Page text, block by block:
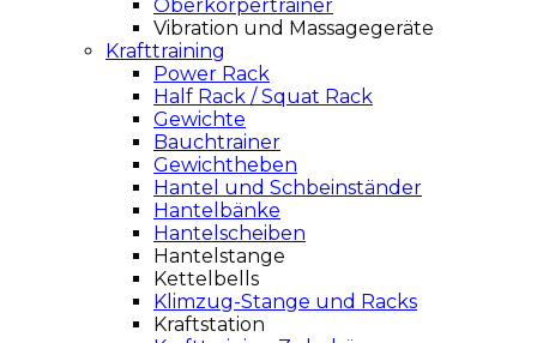
Oberkörpertrainer
Vibration und Massagegeräte
Krafttraining
Power Rack
Half Rack / Squat Rack
Gewichte
Bauchtrainer
Gewichtheben
Hantel und Schbeinständer
Hantelbänke
Hantelscheiben
Hantelstange
Kettelbells
Klimzug-Stange und Racks
Kraftstation